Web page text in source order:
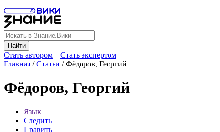
Найти
Стать автором
Стать экспертом
Главная /Статьи /Фёдоров, Георгий
Фёдоров, Георгий
Язык
Следить
Править